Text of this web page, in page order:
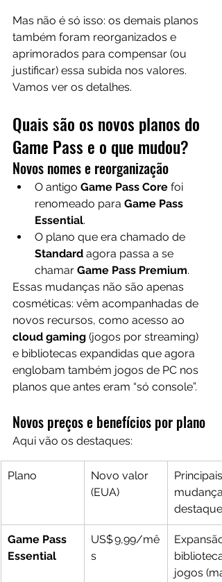
Mas não é só isso: os demais planos
também foram reorganizados e
aprimorados para compensar (ou
justificar) essa subida nos valores.
Vamos ver os detalhes.
Quais são os novos planos do
Game Pass e o que mudou?
Novos nomes e reorganização
O antigo Game Pass Core foi
renomeado para Game Pass
Essential.
O plano que era chamado de
Standard agora passa a se
chamar Game Pass Premium.
Essas mudanças não são apenas
cosméticas: vêm acompanhadas de
novos recursos, como acesso ao
cloud gaming (jogos por streaming)
e bibliotecas expandidas que agora
englobam também jogos de PC nos
planos que antes eram “só console”.
Novos preços e benefícios por plano
Aqui vão os destaques:
Plano
Novo valor
(EUA)
Principais
destaques
Game Pass
Essential
US$ 9,99/mê
s
jogos